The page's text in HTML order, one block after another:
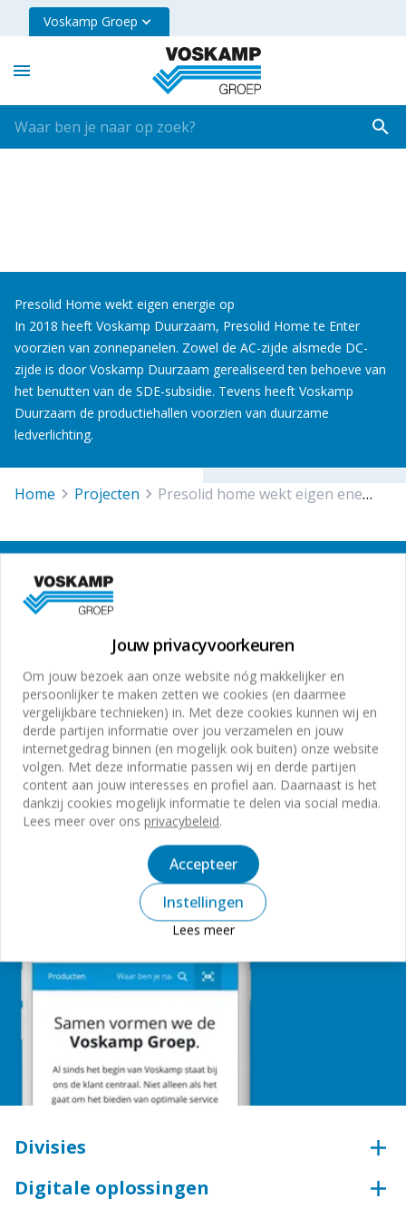
Voskamp Groep
Presolid Home wekt eigen energie op
In 2018 heeft Voskamp Duurzaam, Presolid Home te Enter
voorzien van zonnepanelen. Zowel de AC-zijde alsmede DC-
zijde is door Voskamp Duurzaam gerealiseerd ten behoeve van
het benutten van de SDE-subsidie. Tevens heeft Voskamp
Duurzaam de productiehallen voorzien van duurzame
ledverlichting.
Home projecten presolid home wekt eigen energie op
Aanmelden Voskamp
nieuwsbrief
de hoogte van de laatste ontwikkelingen en speciale
aanbiedingen!
Aanmelden
Divisies
Aluminium
Digitale oplossingen
Jouw privacyvoorkeuren
Om jouw bezoek aan onze website nóg makkelijker en
persoonlijker te maken zetten we cookies (en daarmee
vergelijkbare technieken) in. Met deze cookies kunnen wij en
derde partijen informatie over jou verzamelen en jouw
internetgedrag binnen (en mogelijk ook buiten) onze website
volgen. Met deze informatie passen wij en derde partijen
content aan jouw interesses en profiel aan. Daarnaast is het
dankzij cookies mogelijk informatie te delen via social media.
Lees meer over ons privacybeleid.
Accepteer
Instellingen
Lees meer